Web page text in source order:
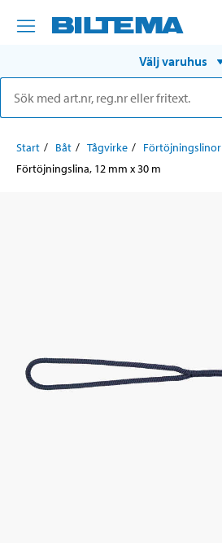
Välj varuhus
Start Båt Tågvirke
Förtöjningslinor
Förtöjningslina, 12 mm x 30 m